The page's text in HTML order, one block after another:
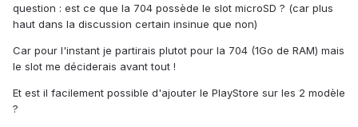
question : est ce que la 704 possède le slot microSD ? (car plus
haut dans la discussion certain insinue que non)
Car pour l'instant je partirais plutot pour la 704 (1Go de RAM) mais
le slot me déciderais avant tout !
Et est il facilement possible d'ajouter le PlayStore sur les 2 modèle
?